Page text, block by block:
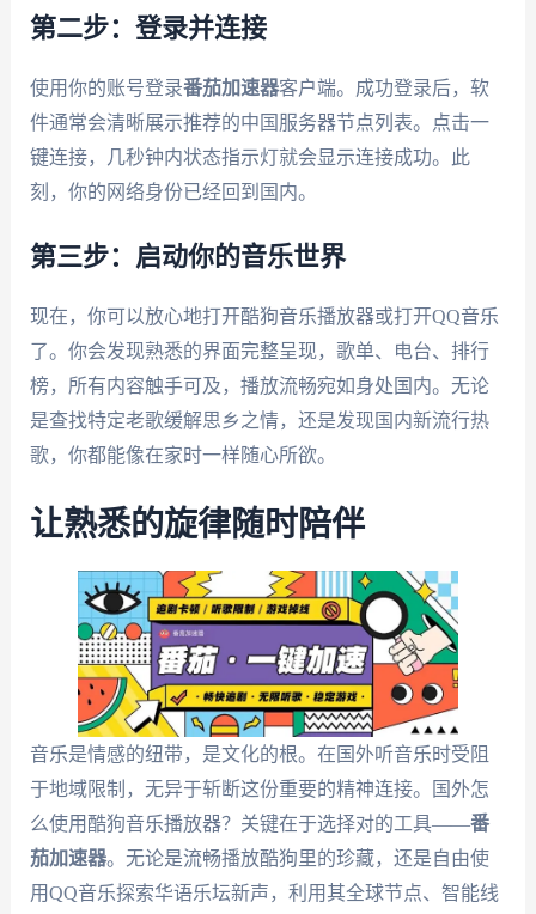
第二步：登录并连接
使用你的账号登录番茄加速器客户端。成功登录后，软
件通常会清晰展示推荐的中国服务器节点列表。点击一
键连接，几秒钟内状态指示灯就会显示连接成功。此
刻，你的网络身份已经回到国内。
第三步：启动你的音乐世界
现在，你可以放心地打开酷狗音乐播放器或打开QQ音乐
了。你会发现熟悉的界面完整呈现，歌单、电台、排行
榜，所有内容触手可及，播放流畅宛如身处国内。无论
是查找特定老歌缓解思乡之情，还是发现国内新流行热
歌，你都能像在家时一样随心所欲。
让熟悉的旋律随时陪伴
音乐是情感的纽带，是文化的根。在国外听音乐时受阻
于地域限制，无异于斩断这份重要的精神连接。国外怎
么使用酷狗音乐播放器？关键在于选择对的工具——番
茄加速器。无论是流畅播放酷狗里的珍藏，还是自由使
用QQ音乐探索华语乐坛新声，利用其全球节点、智能线